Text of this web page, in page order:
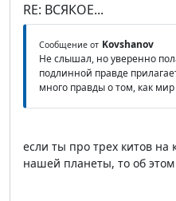
RE: ВСЯКОЕ...
Сообщение от Kovshanov
Не слышал, но уверенно
подлинной правде
много правды о том, как
если ты про трех китов на
нашей планеты, то об